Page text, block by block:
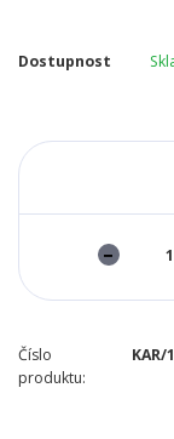
Dostupnost
Číslo
produktu:
KAR/